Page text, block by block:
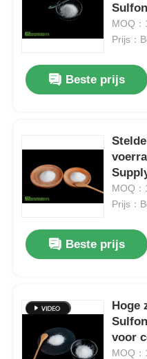
Producten
Video's
Over ons
Kwaliteitscontrole
MOQ
Prijs：
Beste prijs
MOQ
Prijs：
Beste prijs
Hoge
voor
MOQ